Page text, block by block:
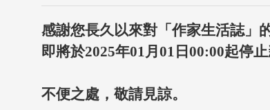
感謝您長久以來對「作家生活誌」
即將於2025年01月01日00:00起停
不便之處，敬請見諒。